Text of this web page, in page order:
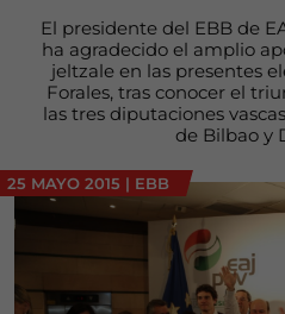
El presidente del EBB de
ha agradecido el amplio
jeltzale en las presentes
Forales, tras conocer el
las tres diputaciones
de Bilbao y
25 MAYO 2015 | EBB